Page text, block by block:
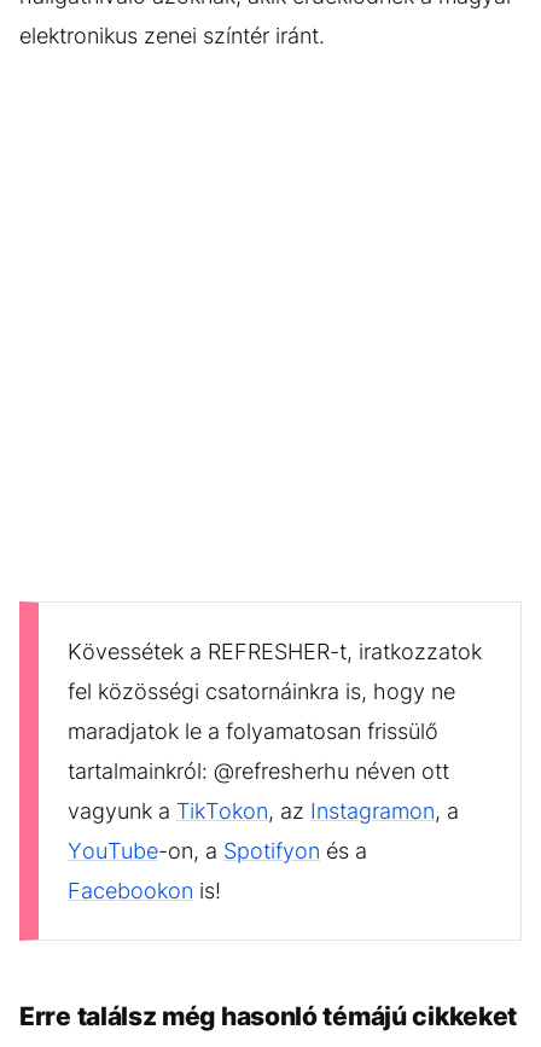
elektronikus zenei színtér iránt.
Kövessétek a REFRESHER-t, iratkozzatok
fel közösségi csatornáinkra is, hogy ne
maradjatok le a folyamatosan frissülő
tartalmainkról: @refresherhu néven ott
vagyunk a TikTokon, az Instagramon, a
YouTube-on, a Spotifyon és a
Facebookon is!
Erre találsz még hasonló témájú cikkeket